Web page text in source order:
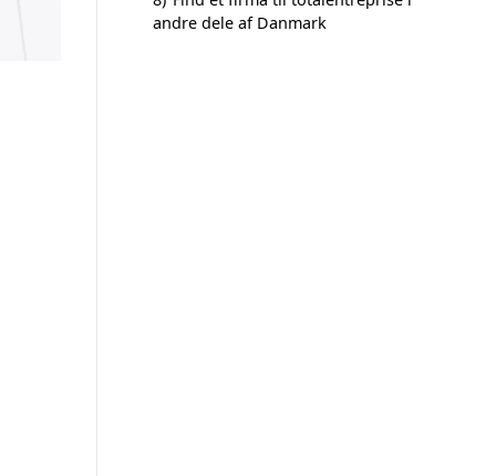
andre dele af Danmark